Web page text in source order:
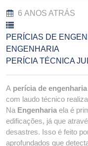
6 ANOS ATRÁS
PERÍCIAS DE
ENGENHARIA
PERÍCIA TÉCNICA
A perícia de
com laudo técnico
Na Engenharia ela é
edificações, já que
desastres. Isso é feito
aprofundados que